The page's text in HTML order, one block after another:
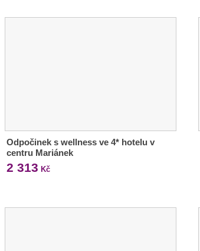
Odpočinek s wellness ve 4* hotelu v
centru Mariánek
2 313 Kč